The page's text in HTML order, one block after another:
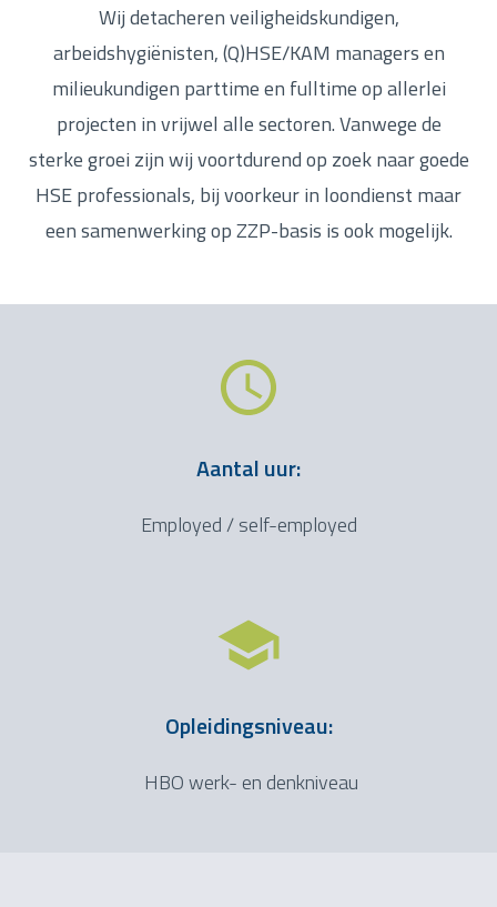
Wij detacheren veiligheidskundigen,
arbeidshygiënisten, (Q)HSE/KAM managers en
milieukundigen parttime en fulltime op allerlei
projecten in vrijwel alle sectoren. Vanwege de
sterke groei zijn wij voortdurend op zoek naar goede
HSE professionals, bij voorkeur in loondienst maar
een samenwerking op ZZP-basis is ook mogelijk.
Aantal uur:
Employed / self-employed
Opleidingsniveau:
HBO werk- en denkniveau